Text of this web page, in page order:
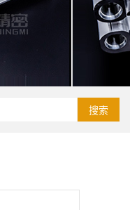
搜索